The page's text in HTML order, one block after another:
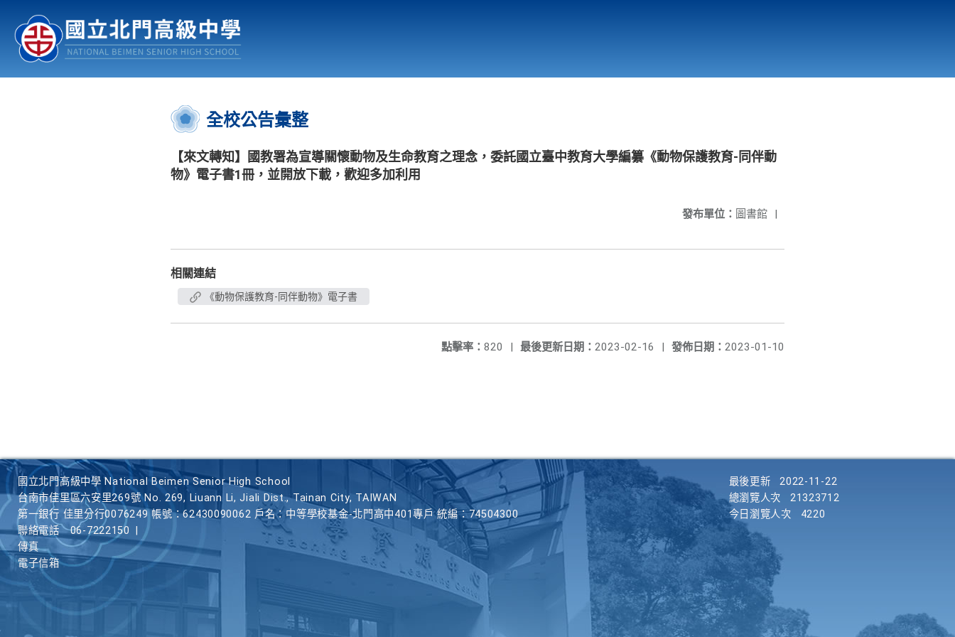
認識北中 行事曆
:::
全校公告彙整
【來文轉知】國教署為宣導關懷動物及生命教育之理念，委託國立臺中教育大學編纂《動物保護教育-同伴動
物》電子書1冊，並開放下載，歡迎多加利用
發布單位： 圖書館 |
相關連結
《動物保護教育-同伴動物》電子書
發佈日期： 2023-01-10
最後更新日期： 2023-02-16 |
點擊率： 820 |
國立北門高級中學 National Beimen Senior High School
台南市佳里區六安里269號 No. 269, Liuann Li, Jiali Dist., Tainan City, TAIWAN
第一銀行 佳里分行0076249 帳號：62430090062 戶名：中等學校基金-北門高中401專戶 統編：74504300
聯絡電話
06-7222150
傳真
電子信箱
最後更新
2022-11-22
總瀏覽人次
21323712
今日瀏覽人次
4220